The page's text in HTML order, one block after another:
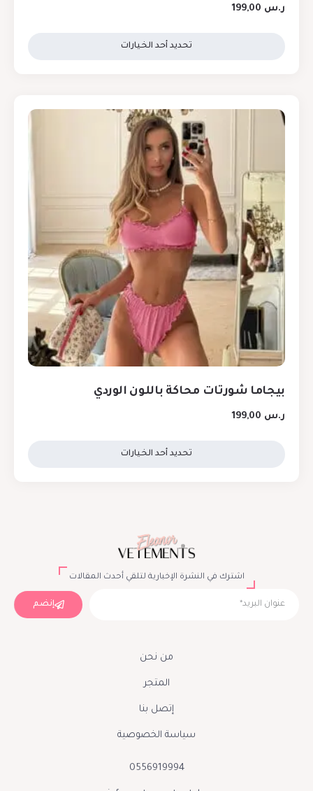
ر.س
تحديد أحد الخيارات
بيجاما شورتات محاكة باللون الوردي
ر.س
تحديد أحد الخيارات
اشترك في النشرة الإخبارية لتلقي أحدث المقالات
إنضم
من نحن
المتجر
إتصل بنا
سياسة الخصوصية
0556919994